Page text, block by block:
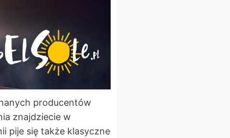
producentów
znajdziecie w
pije się także klasyczne